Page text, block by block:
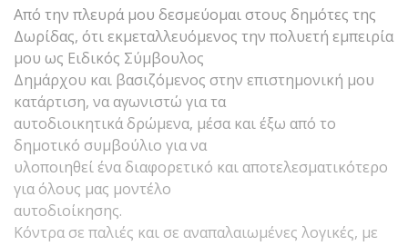
Από την πλευρά μου δεσμεύομαι στους δημότες της
Δωρίδας, ότι εκμεταλλευόμενος την πολυετή εμπειρία
μου ως Ειδικός Σύμβουλος
Δημάρχου και βασιζόμενος στην επιστημονική μου
κατάρτιση, να αγωνιστώ για τα
αυτοδιοικητικά δρώμενα, μέσα και έξω από το
δημοτικό συμβούλιο για να
υλοποιηθεί ένα διαφορετικό και αποτελεσματικότερο
για όλους μας μοντέλο
αυτοδιοίκησης.
Κόντρα σε παλιές και σε αναπαλαιωμένες λογικές, με